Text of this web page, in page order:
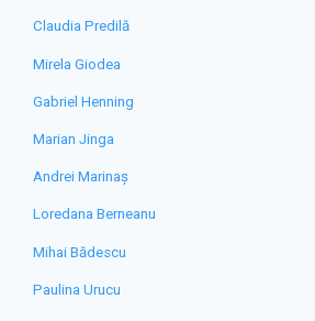
Claudia Predilă
Mirela Giodea
Gabriel Henning
Marian Jinga
Andrei Marinaș
Loredana Berneanu
Mihai Bădescu
Paulina Urucu